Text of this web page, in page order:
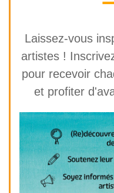
Laissez-vous
artistes !
pour recevoir
et profiter